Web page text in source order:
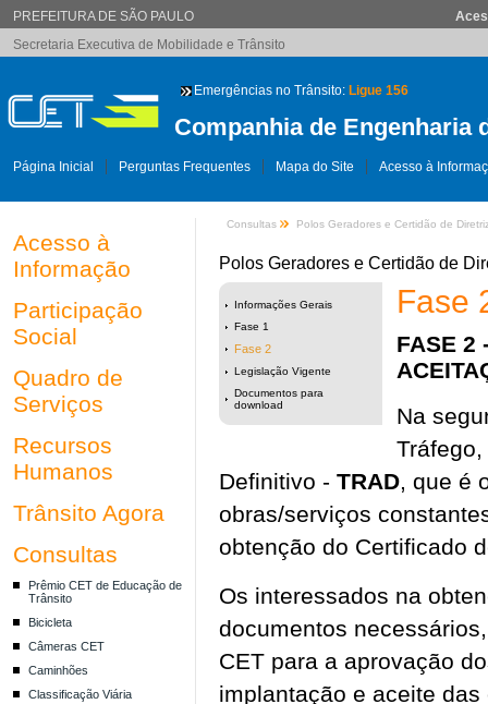
PREFEITURA DE SÃO PAULO
Secretaria Executiva de Mobilidade e Trânsito
Emergências no Trânsito: Ligue 156
Companhia de Engenharia
Página Inicial Perguntas Frequentes Mapa do Site Acesso à
Acesso à
Informação
Participação
Social
Quadro de
Serviços
Recursos
Humanos
Trânsito Agora
Consultas
Prêmio CET de Educação de
Trânsito
Bicicleta
Câmeras CET
Caminhões
Classificação Viária
Consultas Polos Geradores e Certidão de
Polos Geradores e Certidão de
Informações Gerais
Fase 1
Fase 2
Legislação Vigente
Documentos para
download
Fase
FASE 2
Na
Definitivo - TRAD, que é
obras/serviços
obtenção do Certificado
Os interessados na
documentos
CET para a aprovação
implantação e aceite das